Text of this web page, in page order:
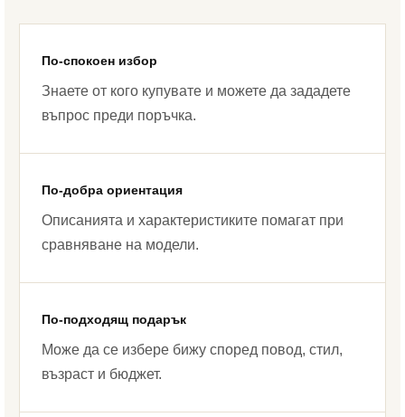
По-спокоен избор
Знаете от кого купувате и можете да зададете
въпрос преди поръчка.
По-добра ориентация
Описанията и характеристиките помагат при
сравняване на модели.
По-подходящ подарък
Може да се избере бижу според повод, стил,
възраст и бюджет.